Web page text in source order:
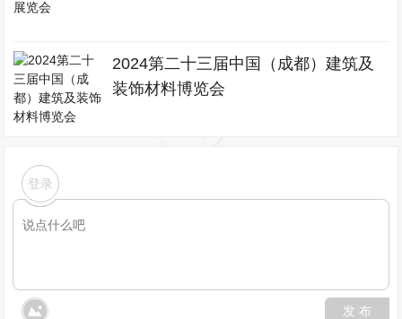
2024第二十三届中国（成都）建筑及
装饰材料博览会
登录
发 布